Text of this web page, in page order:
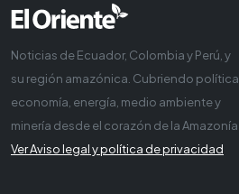
Noticias de Ecuador, Colombia y Perú, y
su región amazónica. Cubriendo política,
economía, energía, medio ambiente y
minería desde el corazón de la Amazonía
Ver Aviso legal y política de privacidad